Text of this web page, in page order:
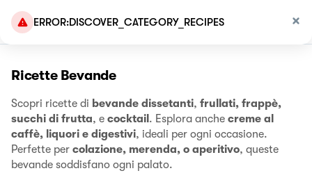
ERROR:DISCOVER_CATEGORY_RECIPES
Ricette Bevande
Scopri ricette di bevande dissetanti, frullati, frappè,
succhi di frutta, e cocktail . Esplora anche creme al
caffè, liquori e digestivi, ideali per ogni occasione.
Perfette per colazione, merenda, o aperitivo, queste
bevande soddisfano ogni palato.